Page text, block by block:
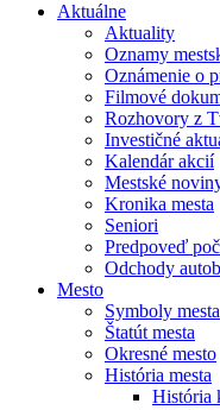
Aktuálne
Aktuality
Oznamy
Oznámenie o
Filmové
Rozhovory z
Investičné
Kalendár akcií
Mestské
Kronika mesta
Seniori
Predpoveď
Odchody
Mesto
Symboly mesta
Štatút mesta
Okresné mesto
História mesta
História